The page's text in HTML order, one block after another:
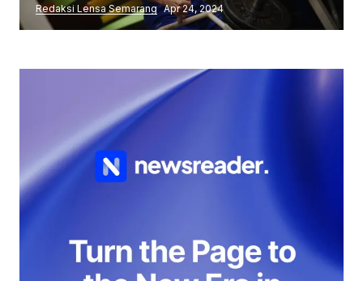
Redaksi Lensa Semarang Apr 24, 2024